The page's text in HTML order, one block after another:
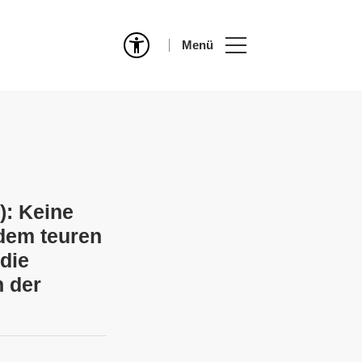
Menü
Keine
teuren
der